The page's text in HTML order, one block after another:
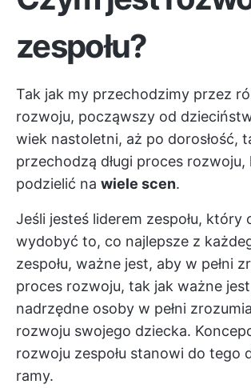
zespołu?
Tak jak my przechodzimy przez
rozwoju, począwszy od
wiek nastoletni, aż po dorosłość,
przechodzą długi proces
podzielić na wiele scen.
Jeśli jesteś liderem zespołu, który
wydobyć to, co najlepsze z
zespołu, ważne jest, aby w pełni
proces rozwoju, tak jak ważne
nadrzędne osoby w pełni
rozwoju swojego dziecka.
rozwoju zespołu stanowi do tego
ramy.